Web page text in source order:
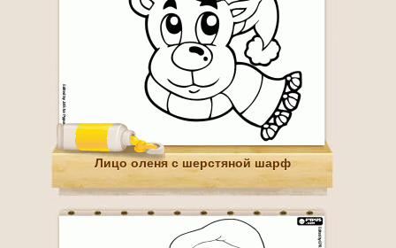
Лицо оленя с шерстяной шарф